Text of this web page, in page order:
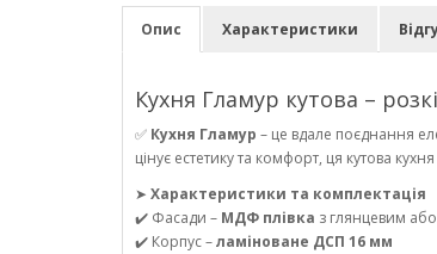
Опис Характеристики
Кухня Гламур кутова –
✅ Кухня Гламур – це вдале поєднання
цінує естетику та комфорт, ця кутова
➤ Характеристики та комплектація
✔️ Фасади – МДФ плівка з глянцевим
✔️ Корпус –ламіноване ДСП 16 мм